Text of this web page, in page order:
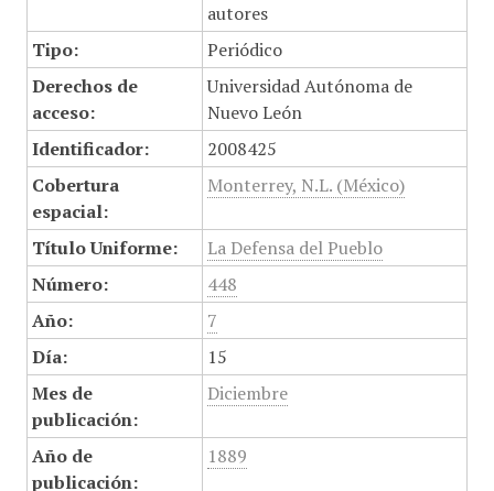
autores
Tipo:
Periódico
Derechos de
acceso:
Universidad Autónoma de
Nuevo León
Identificador:
2008425
Cobertura
espacial:
Monterrey, N.L. (México)
Título Uniforme:
La Defensa del Pueblo
Número:
448
Año:
7
Día:
15
Mes de
publicación:
Diciembre
Año de
publicación:
1889